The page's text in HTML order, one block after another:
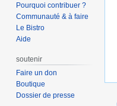
Pourquoi contribuer ?
Communauté & à faire
Le Bistro
Aide
soutenir
Faire un don
Boutique
Dossier de presse